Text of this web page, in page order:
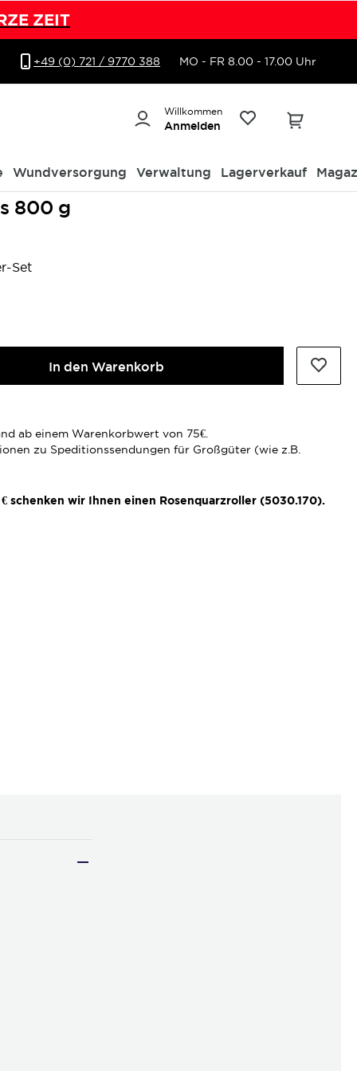
ZEIT
+49 (0) 721 / 9770 388 MO - FR 8.00 - 17.00 Uhr
Willkommen
Anmelden
Wundversorgung Verwaltung Lagerverkauf
800 g
Set
In den Warenkorb
ab einem Warenkorbwert von 75€.
zu Speditionssendungen für Großgüter (wie z.B.
schenken wir Ihnen einen Rosenquarzroller (5030.170).